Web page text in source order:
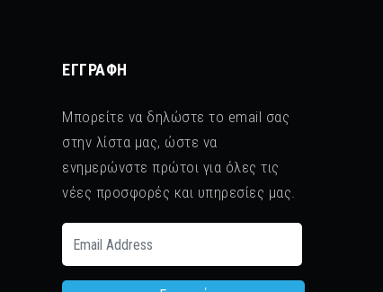
ΕΓΓΡΑΦΉ
Μπορείτε να δηλώστε το email σας
στην λίστα μας, ώστε να
ενημερώνστε πρώτοι για όλες τις
νέες προσφορές και υπηρεσίες μας.